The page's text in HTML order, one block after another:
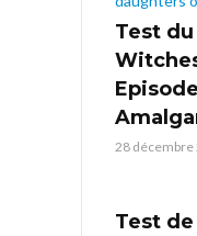
Test
28 décembre
Test